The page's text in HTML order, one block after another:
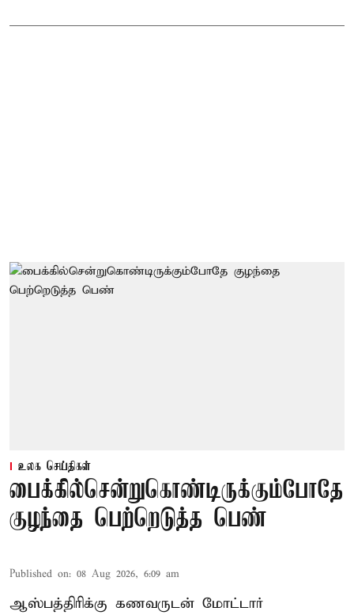
உலக செய்திகள்
பைக்கில்சென்றுகொண்டிருக்கும்போதே
குழந்தை பெற்றெடுத்த பெண்
Published on: 08 Aug 2026, 6:09 am
ஆஸ்பத்திரிக்கு கணவருடன் மோட்டார்